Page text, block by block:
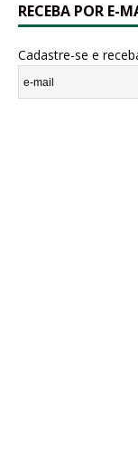
RECEBA POR E-
Cadastre-se e